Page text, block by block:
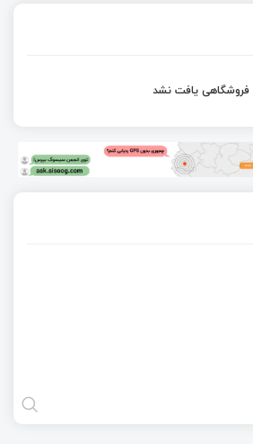
فروشگاهی یافت نشد